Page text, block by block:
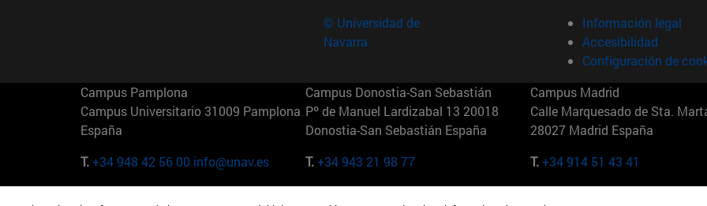
© Universidad de
Navarra
Información legal
Accesibilidad
Configuración de
Campus Pamplona
Campus Universitario 31009 Pamplona
España
T.+34 948 42 56 00 info@unav.es
Campus Donostia-San Sebastián
Pº de Manuel Lardizabal 13 20018
Donostia-San Sebastián España
T.+34 943 21 98 77
Campus Madrid
Calle Marquesado de Sta.
28027 Madrid España
T.+34 914 51 43 41